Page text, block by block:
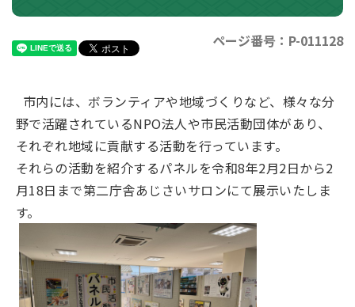
ページ番号：P-011128
市内には、ボランティアや地域づくりなど、様々な分
野で活躍されているNPO法人や市民活動団体があり、
それぞれ地域に貢献する活動を行っています。
それらの活動を紹介するパネルを令和8年2月2日から2
月18日まで第二庁舎あじさいサロンにて展示いたしま
す。